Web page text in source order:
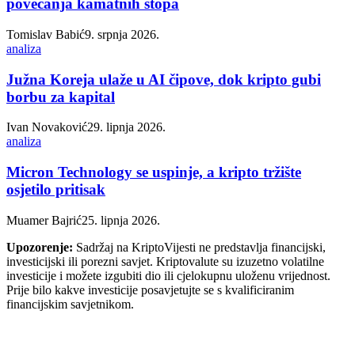
povećanja kamatnih stopa
Tomislav Babić9. srpnja 2026.
analiza
Južna Koreja ulaže u AI čipove, dok kripto gubi
borbu za kapital
Ivan Novaković29. lipnja 2026.
analiza
Micron Technology se uspinje, a kripto tržište
osjetilo pritisak
Muamer Bajrić25. lipnja 2026.
Upozorenje: Sadržaj na KriptoVijesti ne predstavlja financijski,
investicijski ili porezni savjet. Kriptovalute su izuzetno volatilne
investicije i možete izgubiti dio ili cjelokupnu uloženu vrijednost.
Prije bilo kakve investicije posavjetujte se s kvalificiranim
financijskim savjetnikom.